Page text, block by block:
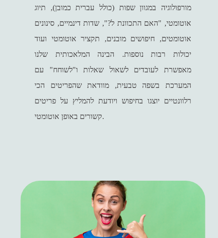
מורפולוגיה במגוון שפות (כולל עברית כמובן), תיוג
אוטומטי, "האם התכוונת ל?", שדות דינמיים, סינונים
אוטומטים, חיפושים מובנים, תקציר אוטומטי ועוד
יכולות רבות נוספות. הבינה המלאכותית שלנו
מאפשרת לעובדים לשאול שאלות ו"לשוחח" עם
המערכת בשפה טבעית, מוודאת שהפריטים הכי
רלוונטיים יוצגו בחיפוש ויודעת להמליץ על פריטים
קשורים באופן אוטומטי.